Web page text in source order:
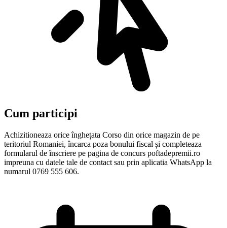
Cum participi
Achizitioneaza orice înghețata Corso din orice magazin de pe
teritoriul Romaniei, încarca poza bonului fiscal și completeaza
formularul de înscriere pe pagina de concurs poftadepremii.ro
impreuna cu datele tale de contact sau prin aplicatia WhatsApp la
numarul 0769 555 606.